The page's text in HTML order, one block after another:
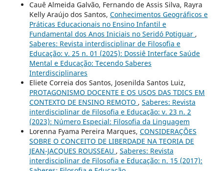
Cauê Almeida Galvão, Fernando de Assis Silva, Rayra
Kelly Araújo dos Santos, Conhecimentos Geográficos e
Práticas Educacionais no Ensino Infantil e
Fundamental dos Anos Iniciais no Seridó Potiguar ,
Saberes: Revista interdisciplinar de Filosofia e
Educação: v. 25 n. 01 (2025): Dossiê Interface Saúde
Mental e Educação: Tecendo Saberes
Interdisciplinares
Eliete Correia dos Santos, Josenilda Santos Luiz,
PROTAGONISMO DOCENTE E OS USOS DAS TDICS EM
CONTEXTO DE ENSINO REMOTO , Saberes: Revista
interdisciplinar de Filosofia e Educação: v. 23 n. 2
(2023): Número Especial: Filosofia da Linguagem
Lorenna Fyama Pereira Marques, CONSIDERAÇÕES
SOBRE O CONCEITO DE LIBERDADE NA TEORIA DE
JEAN-JACQUES ROUSSEAU , Saberes: Revista
interdisciplinar de Filosofia e Educação: n. 15 (2017):